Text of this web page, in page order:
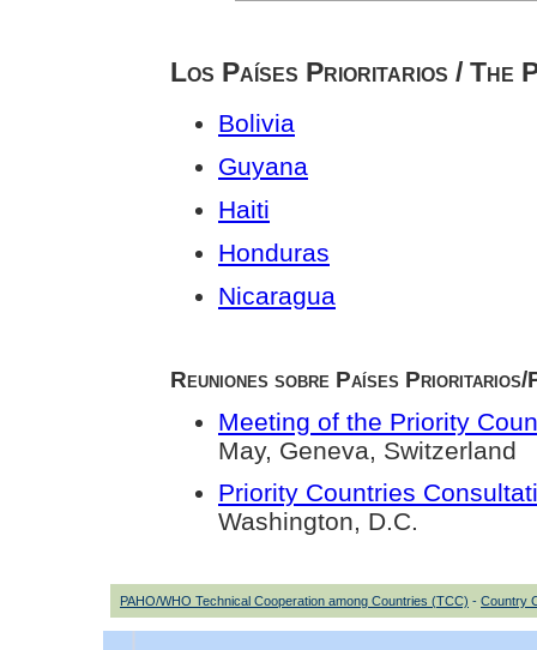
Los Países Prioritarios / The
Bolivia
Guyana
Haiti
Honduras
Nicaragua
Reuniones sobre Países
Meeting of the Priority
May, Geneva, Switzerland
Priority Countries
Washington, D.C.
PAHO/WHO Technical Cooperation among Countries (TCC) - Country